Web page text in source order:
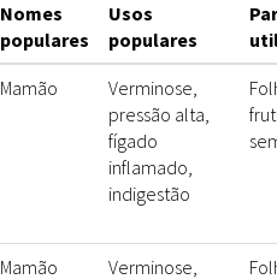
Nomes
populares
Usos
populares
Mamão
Verminose,
pressão alta,
fígado
inflamado,
indigestão
Mamão
Verminose,